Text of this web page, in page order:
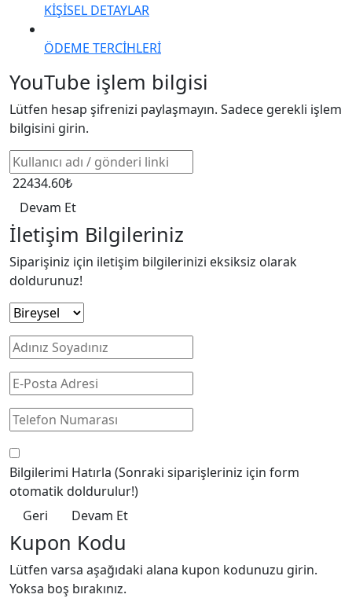
KİŞİSEL DETAYLAR
ÖDEME TERCİHLERİ
YouTube işlem bilgisi
Lütfen hesap şifrenizi paylaşmayın. Sadece gerekli işlem
bilgisini girin.
22434.60₺
Devam Et
İletişim Bilgileriniz
Siparişiniz için iletişim bilgilerinizi eksiksiz olarak
doldurunuz!
Bilgilerimi Hatırla (Sonraki siparişleriniz için form
otomatik doldurulur!)
Geri
Devam Et
Kupon Kodu
Lütfen varsa aşağıdaki alana kupon kodunuzu girin.
Yoksa boş bırakınız.